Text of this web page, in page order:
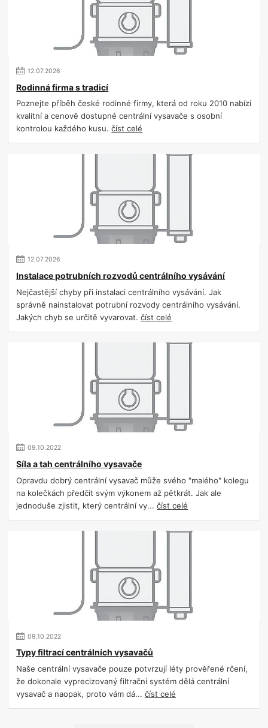
12.07.2026
Rodinná firma s tradicí
Poznejte příběh české rodinné firmy, která od roku 2010 nabízí
kvalitní a cenově dostupné centrální vysavače s osobní
kontrolou každého kusu.číst celé
12.07.2026
Instalace potrubních rozvodů centrálního vysávání
Nejčastější chyby při instalaci centrálního vysávání. Jak
správně nainstalovat potrubní rozvody centrálního vysávání.
Jakých chyb se určitě vyvarovat.číst celé
09.10.2022
Síla a tah centrálního vysavače
Opravdu dobrý centrální vysavač může svého "malého" kolegu
na kolečkách předčit svým výkonem až pětkrát. Jak ale
jednoduše zjistit, který centrální vy...číst celé
09 10 2022
Typy filtrací centrálních vysavačů
Naše centrální vysavače pouze potvrzují léty prověřené rčení,
že dokonale vyprecizovaný filtrační systém dělá centrální
vysavač a naopak, proto vám dá...číst celé